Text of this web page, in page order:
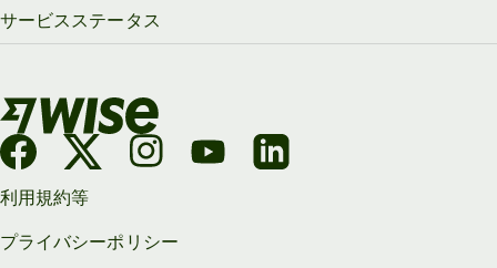
サービスステータス
利用規約等
プライバシーポリシー